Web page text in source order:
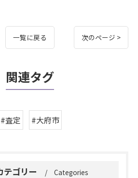
一覧に戻る 次のページ >
関連タグ
#査定 #大府市
テゴリー Categories